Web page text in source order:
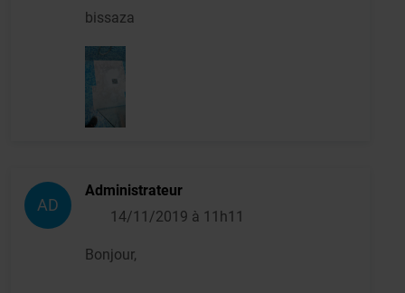
bissaza
AD
Administrateur
14/11/2019 à 11h11
Bonjour,